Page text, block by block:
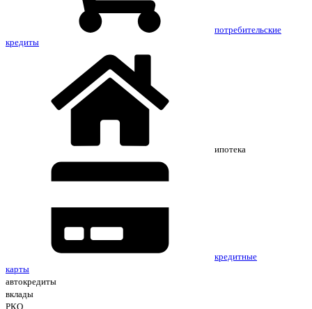
потребительские
кредиты
ипотека
кредитные
карты
автокредиты
вклады
РКО